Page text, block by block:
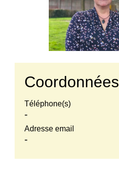
Coordonnées
Téléphone(s)
-
Adresse email
-